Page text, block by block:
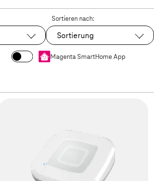
Sortieren nach:
Sortierung
Magenta SmartHome App